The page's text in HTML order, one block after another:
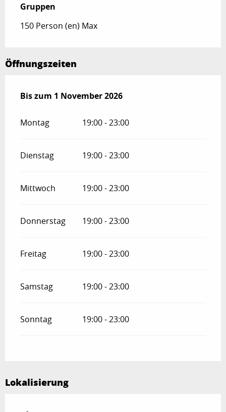
Gruppen
Gruppen
150 Person (en) Max
Öffnungszeiten
vom1 April 2026bis zum1 November 2026
Bis zum 1 November 2026
Montag 19:00 - 23:00
Dienstag 19:00 - 23:00
Mittwoch 19:00 - 23:00
Donnerstag 19:00 - 23:00
Freitag 19:00 - 23:00
Samstag 19:00 - 23:00
Sonntag 19:00 - 23:00
Lokalisierung